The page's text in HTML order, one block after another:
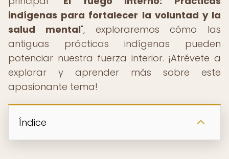
indígenas para fortalecer la voluntad y la
salud mental", exploraremos cómo las
antiguas prácticas indígenas pueden
potenciar nuestra fuerza interior. ¡Atrévete a
explorar y aprender más sobre este
apasionante tema!
Índice